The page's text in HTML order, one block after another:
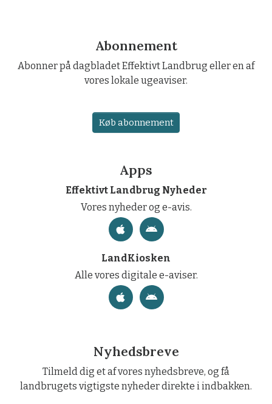
Abonnement
Abonner på dagbladet Effektivt Landbrug eller en af
vores lokale ugeaviser.
Køb abonnement
Apps
Effektivt Landbrug Nyheder
Vores nyheder og e-avis.
LandKiosken
Alle vores digitale e-aviser.
Nyhedsbreve
Tilmeld dig et af vores nyhedsbreve, og få
landbrugets vigtigste nyheder direkte i indbakken.